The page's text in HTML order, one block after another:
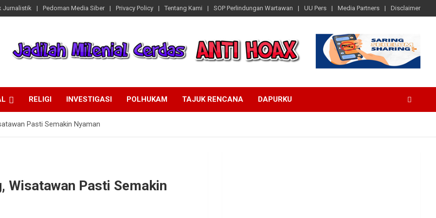
Jurnalistik Pedoman Media Siber Privacy Policy Tentang Kami SOP Perlindungan Wartawan UU Pers Media Partners Disclaimer
RELIGI INVESTIGASI POLHUKAM TAJUK RENCANA DAPURKU
Pasti Semakin Nyaman
Wisatawan Pasti Semakin